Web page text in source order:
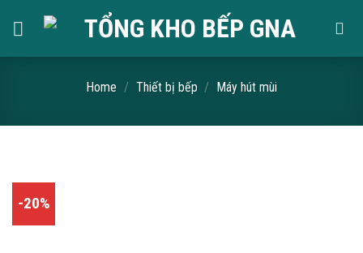
Home / Thiết bị bếp / Máy hút mùi
-20%